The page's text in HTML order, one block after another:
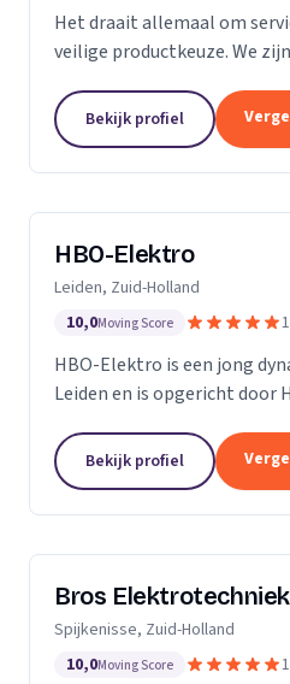
Het draait allemaal om
veilige productkeuze. We
dan bij onszelf. We vinden
Bekijk profiel
HBO-Elektro
Leiden, Zuid-Holland
10,0Moving Score
HBO-Elektro is een jong
Leiden en is opgericht door
Bekijk profiel
Bros
Spijkenisse, Zuid-Holland
10,0Moving Score